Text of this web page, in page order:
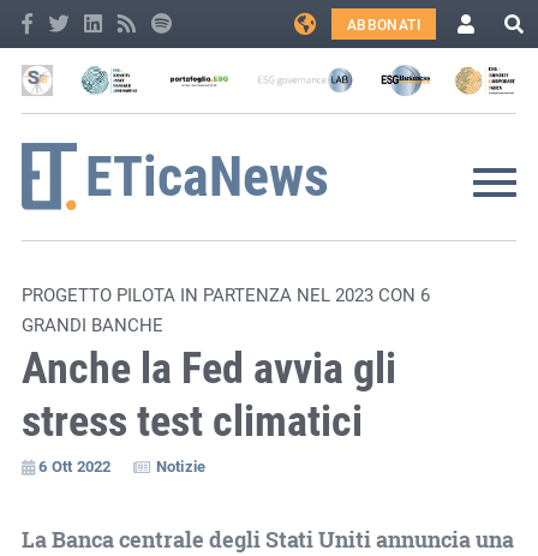
ABBONATI
PROGETTO PILOTA IN PARTENZA NEL 2023 CON 6
GRANDI BANCHE
Anche la Fed avvia gli
stress test climatici
6 Ott 2022 Notizie
La Banca centrale degli Stati Uniti annuncia una